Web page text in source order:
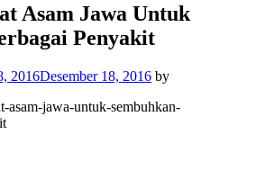
Asam Jawa Untuk
Penyakit
2016Desember 18, 2016 by